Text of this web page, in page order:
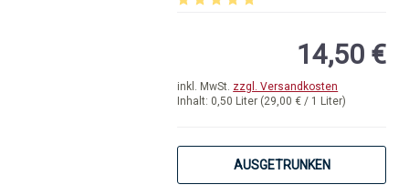
Inhalt: 0,50 Liter (29,00 € / 1 Liter)
inkl. MwSt. zzgl. Versandkosten
14,50 €
AUSGETRUNKEN